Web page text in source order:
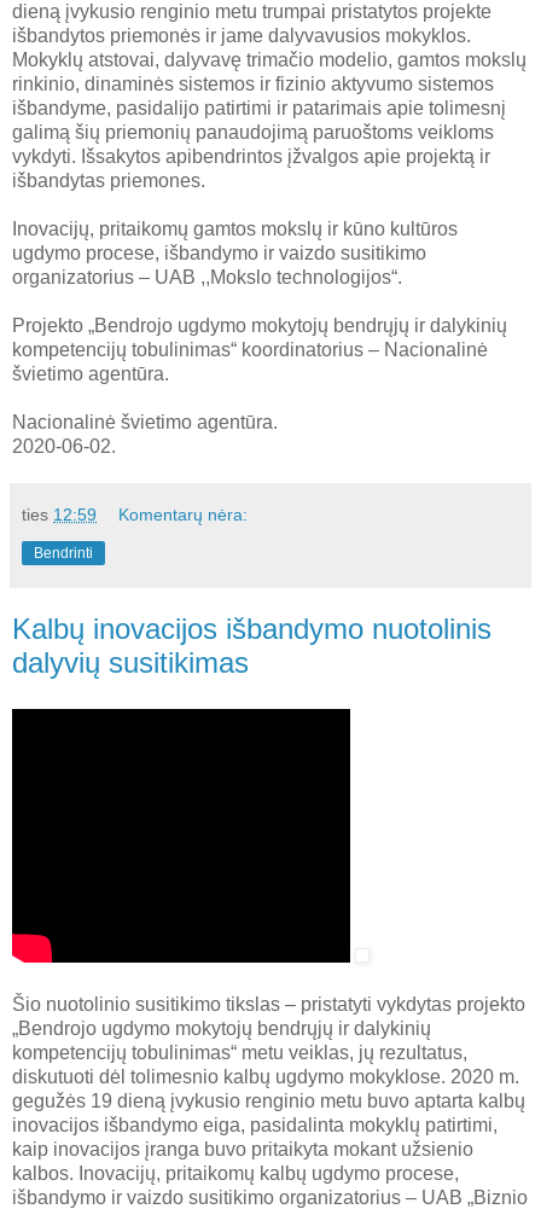
dieną įvykusio renginio metu trumpai pristatytos projekte
išbandytos priemonės ir jame dalyvavusios mokyklos.
Mokyklų atstovai, dalyvavę trimačio modelio, gamtos mokslų
rinkinio, dinaminės sistemos ir fizinio aktyvumo sistemos
išbandyme, pasidalijo patirtimi ir patarimais apie tolimesnį
galimą šių priemonių panaudojimą paruoštoms veikloms
vykdyti. Išsakytos apibendrintos įžvalgos apie projektą ir
išbandytas priemones.
Inovacijų, pritaikomų gamtos mokslų ir kūno kultūros
ugdymo procese, išbandymo ir vaizdo susitikimo
organizatorius – UAB ,,Mokslo technologijos“.
Projekto „Bendrojo ugdymo mokytojų bendrųjų ir dalykinių
kompetencijų tobulinimas“ koordinatorius – Nacionalinė
švietimo agentūra.
Nacionalinė švietimo agentūra.
2020-06-02.
ties 12:59 Komentarų nėra:
Bendrinti
Kalbų inovacijos išbandymo nuotolinis
dalyvių susitikimas
Šio nuotolinio susitikimo tikslas – pristatyti vykdytas projekto
„Bendrojo ugdymo mokytojų bendrųjų ir dalykinių
kompetencijų tobulinimas“ metu veiklas, jų rezultatus,
diskutuoti dėl tolimesnio kalbų ugdymo mokyklose. 2020 m.
gegužės 19 dieną įvykusio renginio metu buvo aptarta kalbų
inovacijos išbandymo eiga, pasidalinta mokyklų patirtimi,
kaip inovacijos įranga buvo pritaikyta mokant užsienio
kalbos. Inovacijų, pritaikomų kalbų ugdymo procese,
išbandymo ir vaizdo susitikimo organizatorius – UAB „Biznio